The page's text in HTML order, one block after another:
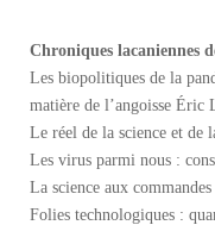
Chroniques lacaniennes
Les biopolitiques de la
matière de l’angoisse Éric
Le réel de la science et de
Les virus parmi nous :
La science aux
Folies technologiques :